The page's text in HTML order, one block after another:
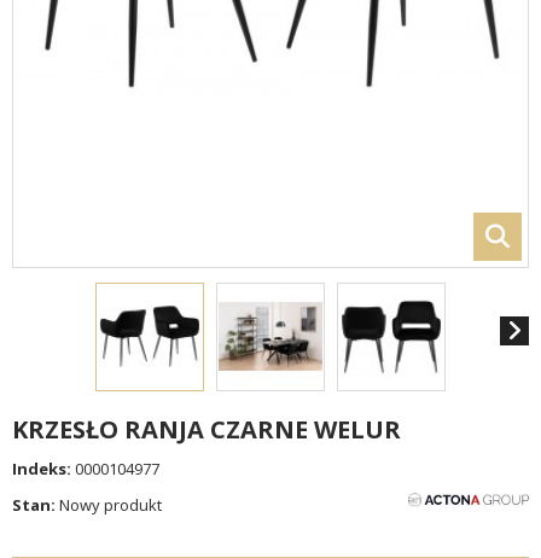
KRZESŁO RANJA CZARNE WELUR
Indeks: 0000104977
Stan: Nowy produkt